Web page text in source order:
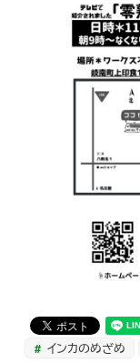
インカのめざめ